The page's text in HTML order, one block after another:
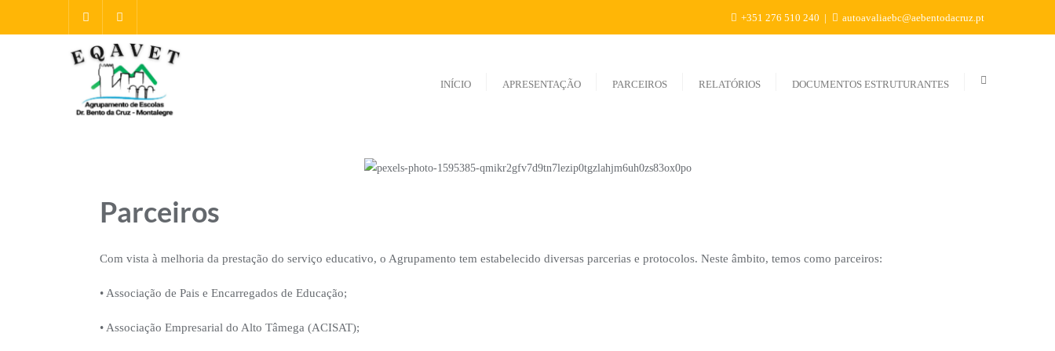
+351 276 510 240 autoavaliaebc@aebentodacruz.pt
INÍCIO APRESENTAÇÃO PARCEIROS RELATÓRIOS DOCUMENTOS ESTRUTURANTES
Parceiros
Com vista à melhoria da prestação do serviço educativo, o Agrupamento tem estabelecido diversas parcerias e protocolos. Neste âmbito, temos como parceiros:
• Associação de Pais e Encarregados de Educação;
• Associação Empresarial do Alto Tâmega (ACISAT);